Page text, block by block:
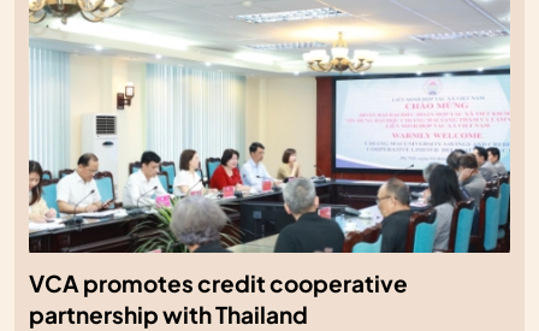
VCA promotes credit cooperative
partnership with Thailand